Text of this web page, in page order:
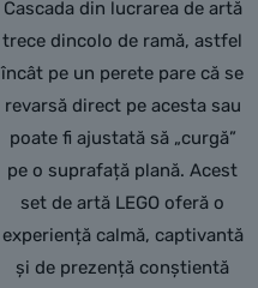
Cascada din lucrarea de artă
trece dincolo de ramă, astfel
încât pe un perete pare că se
revarsă direct pe acesta sau
poate fi ajustată să „curgă”
pe o suprafață plană. Acest
set de artă LEGO oferă o
experiență calmă, captivantă
și de prezență conștientă